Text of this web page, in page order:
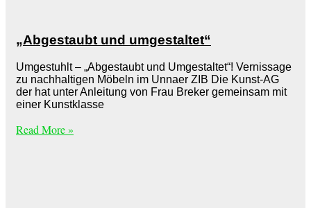
„Abgestaubt und umgestaltet“
Umgestuhlt – „Abgestaubt und Umgestaltet“! Vernissage
zu nachhaltigen Möbeln im Unnaer ZIB Die Kunst-AG
der hat unter Anleitung von Frau Breker gemeinsam mit
einer Kunstklasse
Read More »